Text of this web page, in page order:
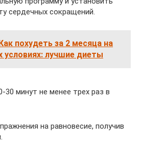
сердечных сокращений.
похудеть за 2 месяца на
условиях: лучшие диеты
30 минут не менее трех раз в
на равновесие, получив